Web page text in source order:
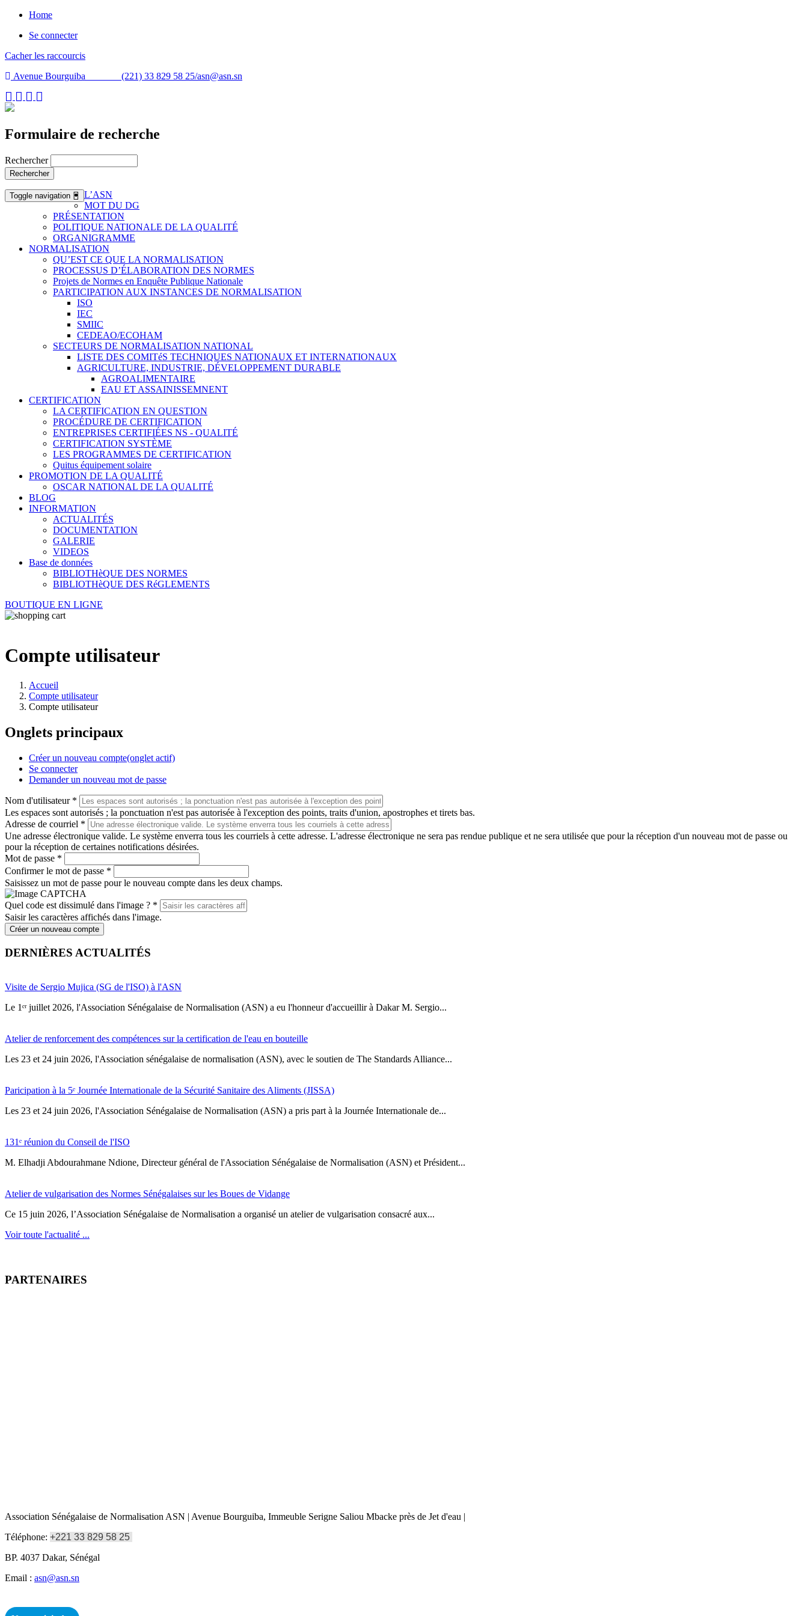
Home
Se connecter
Cacher les raccourcis
Avenue Bourguiba (221) 33 829 58 25/asn@asn.sn
Formulaire de recherche
Rechercher
Rechercher
Toggle navigation
L’ASN
MOT DU DG
PRÉSENTATION
POLITIQUE NATIONALE DE LA QUALITÉ
ORGANIGRAMME
NORMALISATION
QU’EST CE QUE LA NORMALISATION
PROCESSUS D’ÉLABORATION DES NORMES
Projets de Normes en Enquête Publique Nationale
PARTICIPATION AUX INSTANCES DE NORMALISATION
ISO
IEC
SMIIC
CEDEAO/ECOHAM
SECTEURS DE NORMALISATION NATIONAL
LISTE DES COMITéS TECHNIQUES NATIONAUX ET INTERNATIONAUX
AGRICULTURE, INDUSTRIE, DÉVELOPPEMENT DURABLE
AGROALIMENTAIRE
EAU ET ASSAINISSEMNENT
CERTIFICATION
LA CERTIFICATION EN QUESTION
PROCÉDURE DE CERTIFICATION
ENTREPRISES CERTIFIÉES NS - QUALITÉ
CERTIFICATION SYSTÈME
LES PROGRAMMES DE CERTIFICATION
Quitus équipement solaire
PROMOTION DE LA QUALITÉ
OSCAR NATIONAL DE LA QUALITÉ
BLOG
INFORMATION
ACTUALITÉS
DOCUMENTATION
GALERIE
VIDEOS
Base de données
BIBLIOTHèQUE DES NORMES
BIBLIOTHèQUE DES RéGLEMENTS
BOUTIQUE EN LIGNE
Compte utilisateur
Accueil
Compte utilisateur
Compte utilisateur
Onglets principaux
Créer un nouveau compte(onglet actif)
Se connecter
Demander un nouveau mot de passe
Nom d'utilisateur *
Les espaces sont autorisés ; la ponctuation n'est pas autorisée à l'exception des points, traits d'union, apostrophes et tirets bas.
Adresse de courriel *
Une adresse électronique valide. Le système enverra tous les courriels à cette adresse. L'adresse électronique ne sera pas rendue publique et ne sera utilisée que pour la réception d'un nouveau mot de passe ou
pour la réception de certaines notifications désirées.
Mot de passe *
Confirmer le mot de passe *
Saisissez un mot de passe pour le nouveau compte dans les deux champs.
Quel code est dissimulé dans l'image ? *
Saisir les caractères affichés dans l'image.
Créer un nouveau compte
DERNIÈRES ACTUALITÉS
Visite de Sergio Mujica (SG de l'ISO) à l'ASN
Le 1ᵉʳ juillet 2026, l'Association Sénégalaise de Normalisation (ASN) a eu l'honneur d'accueillir à Dakar M. Sergio...
Atelier de renforcement des compétences sur la certification de l'eau en bouteille
Les 23 et 24 juin 2026, l'Association sénégalaise de normalisation (ASN), avec le soutien de The Standards Alliance...
Paricipation à la 5ᵉ Journée Internationale de la Sécurité Sanitaire des Aliments (JISSA)
‎Les 23 et 24 juin 2026, l'Association Sénégalaise de Normalisation (ASN) a pris part à la Journée Internationale de...
131ᵉ réunion du Conseil de l'ISO
M. Elhadji Abdourahmane Ndione, Directeur général de l'Association Sénégalaise de Normalisation (ASN) et Président...
Atelier de vulgarisation des Normes Sénégalaises sur les Boues de Vidange
Ce 15 juin 2026, l’Association Sénégalaise de Normalisation a organisé un atelier de vulgarisation consacré aux...
Voir toute l'actualité ...
PARTENAIRES
Association Sénégalaise de Normalisation ASN | Avenue Bourguiba, Immeuble Serigne Saliou Mbacke près de Jet d'eau |
Téléphone: +221 33 829 58 25
BP. 4037 Dakar, Sénégal
Email : asn@asn.sn